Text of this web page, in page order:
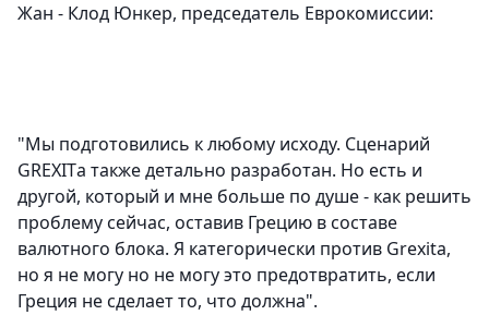
Жан - Клод Юнкер, председатель Еврокомиссии:
"Мы подготовились к любому исходу. Сценарий
GREXITа также детально разработан. Но есть и
другой, который и мне больше по душе - как решить
проблему сейчас, оставив Грецию в составе
валютного блока. Я категорически против Grexitа,
но я не могу но не могу это предотвратить, если
Греция не сделает то, что должна".